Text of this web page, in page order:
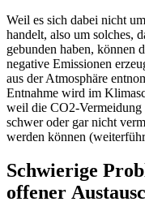
Weil es sich dabei nicht
handelt, also um solches,
gebunden haben, können
negative Emissionen
aus der Atmosphäre
Entnahme wird im
weil die CO2-Vermeidung
schwer oder gar nicht
werden können
Schwierige
offener